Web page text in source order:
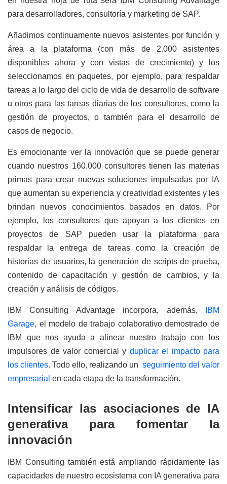
para desarrolladores, consultoría y marketing de SAP.
Añadimos continuamente nuevos asistentes por función y
área a la plataforma (con más de 2.000 asistentes
disponibles ahora y con vistas de crecimiento) y los
seleccionamos en paquetes, por ejemplo, para respaldar
tareas a lo largo del ciclo de vida de desarrollo de software
u otros para las tareas diarias de los consultores, como la
gestión de proyectos, o también para el desarrollo de
casos de negocio.
Es emocionante ver la innovación que se puede generar
cuando nuestros 160.000 consultores tienen las materias
primas para crear nuevas soluciones impulsadas por IA
que aumentan su experiencia y creatividad existentes y les
brindan nuevos conocimientos basados ​​en datos. Por
ejemplo, los consultores que apoyan a los clientes en
proyectos de SAP pueden usar la plataforma para
respaldar la entrega de tareas como la creación de
historias de usuarios, la generación de scripts de prueba,
contenido de capacitación y gestión de cambios, y la
creación y análisis de códigos.
IBM Consulting Advantage incorpora, además,
IBM
Garage, el modelo de trabajo colaborativo demostrado de
IBM que nos ayuda a alinear nuestro trabajo con los
impulsores de valor comercial y duplicar el impacto para
los clientes. Todo ello, realizando un seguimiento del valor
empresarial en cada etapa de la transformación.
Intensificar las asociaciones de IA
generativa para fomentar la
innovación
IBM Consulting también está ampliando rápidamente las
capacidades de nuestro ecosistema con IA generativa para